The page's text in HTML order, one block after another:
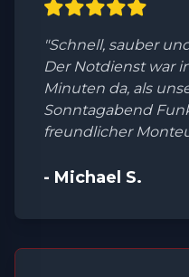
"Schnell, sauber
Der Notdienst war
Minuten da, als
Sonntagabend
freundlicher
- Michael S.